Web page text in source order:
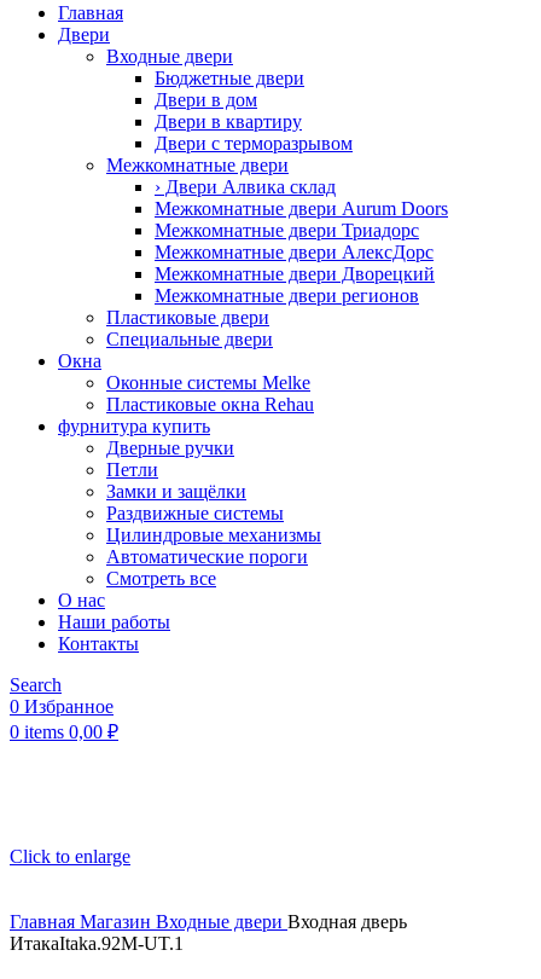
Главная
Двери
Входные двери
Бюджетные двери
Двери в дом
Двери в квартиру
Двери с терморазрывом
Межкомнатные двери
› Двери Алвика склад
Межкомнатные двери Aurum Doors
Межкомнатные двери Триадорс
Межкомнатные двери АлексДорс
Межкомнатные двери Дворецкий
Межкомнатные двери регионов
Пластиковые двери
Специальные двери
Окна
Оконные системы Melke
Пластиковые окна Rehau
фурнитура купить
Дверные ручки
Петли
Замки и защёлки
Раздвижные системы
Цилиндровые механизмы
Автоматические пороги
Смотреть все
О нас
Наши работы
Контакты
Search
0 Избранное
0 items 0,00 ₽
Click to enlarge
Главная Магазин Входные двери Входная дверь
ИтакаItaka.92M-UT.1